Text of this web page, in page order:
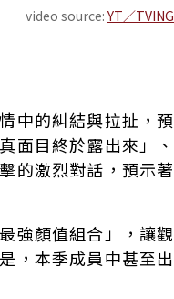
video source:YT／TVING
中的糾結與拉扯，預
面目終於露出來」、
的激烈對話，預示著
強顏值組合」，讓觀
，本季成員中甚至出